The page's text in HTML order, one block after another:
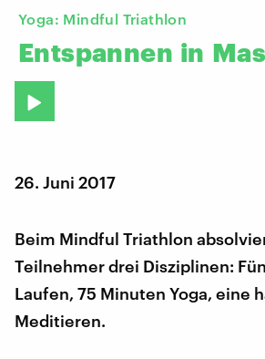
Yoga: Mindful Triathlon
Entspannen in
26. Juni 2017
Beim Mindful Triathlon
Teilnehmer drei Disziplinen:
Laufen, 75 Minuten Yoga, eine
Meditieren.